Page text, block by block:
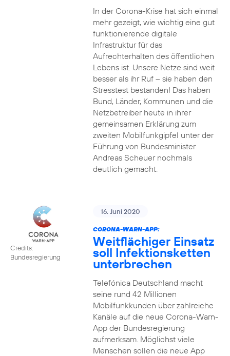
In der Corona-Krise hat sich einmal
mehr gezeigt, wie wichtig eine gut
funktionierende digitale
Infrastruktur für das
Aufrechterhalten des öffentlichen
Lebens ist. Unsere Netze sind weit
besser als ihr Ruf – sie haben den
Stresstest bestanden! Das haben
Bund, Länder, Kommunen und die
Netzbetreiber heute in ihrer
gemeinsamen Erklärung zum
zweiten Mobilfunkgipfel unter der
Führung von Bundesminister
Andreas Scheuer nochmals
deutlich gemacht.
Credits:
Bundesregierung
16. Juni 2020
CORONA-WARN-APP:
Weitflächiger Einsatz
soll Infektionsketten
unterbrechen
Telefónica Deutschland macht
seine rund 42 Millionen
Mobilfunkkunden über zahlreiche
Kanäle auf die neue Corona-Warn-
App der Bundesregierung
aufmerksam. Möglichst viele
Menschen sollen die neue App